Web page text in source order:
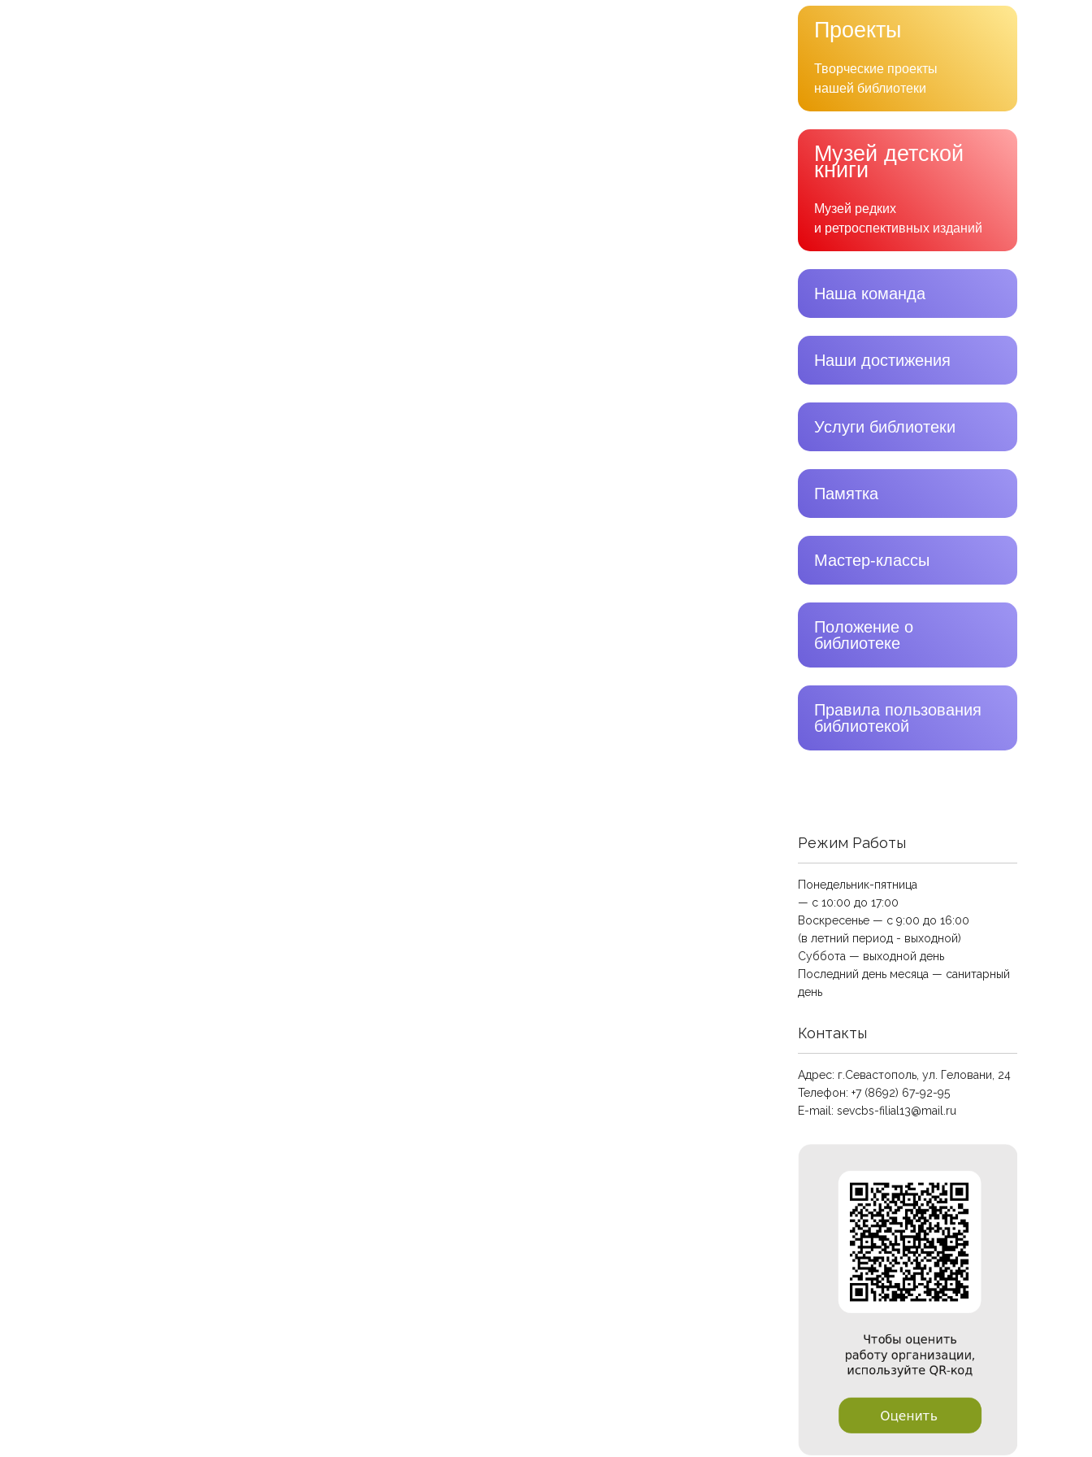
Проекты
Творческие проекты
нашей библиотеки
Музей детской
книги
Музей редких
и ретроспективных изданий
Наша команда
Наши достижения
Услуги библиотеки
Памятка
Мастер-классы
Положение о
библиотеке
Правила пользования
библиотекой
Режим Работы
Понедельник-пятница
— с 10:00 до 17:00
Воскресенье — с 9:00 до 16:00
(в летний период - выходной)
Суббота — выходной день
Последний день месяца — санитарный
день
Контакты
Адрес: г.Севастополь, ул. Геловани, 24
Телефон: +7 (8692) 67-92-95
E-mail: sevcbs-filial13@mail.ru